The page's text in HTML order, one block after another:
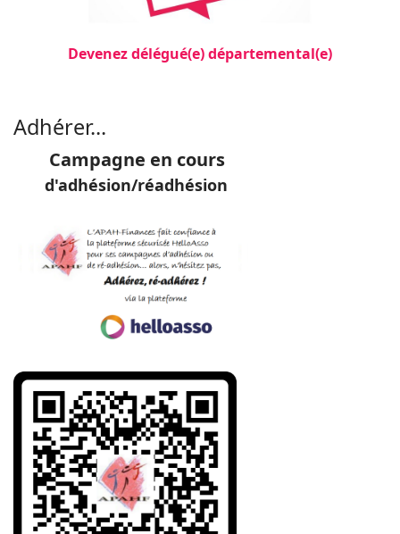
Devenez délégué(e) départemental(e)
Adhérer...
Campagne en cours
d'adhésion/réadhésion